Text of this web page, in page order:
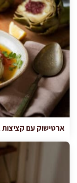
ארטישוק עם